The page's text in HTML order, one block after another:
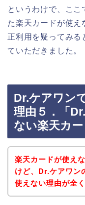
というわけで、ここ
た楽天カードが使え
正利用を疑ってみる
ていただきました。
Dr.ケアワン
理由５．「
ない楽天カ
楽天カードが使え
けど、Dr.ケアワン
使えない理由が全